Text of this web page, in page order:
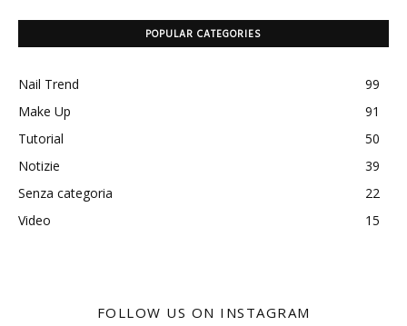
POPULAR CATEGORIES
Nail Trend
99
Make Up
91
Tutorial
50
Notizie
39
Senza categoria
22
Video
15
FOLLOW US ON INSTAGRAM